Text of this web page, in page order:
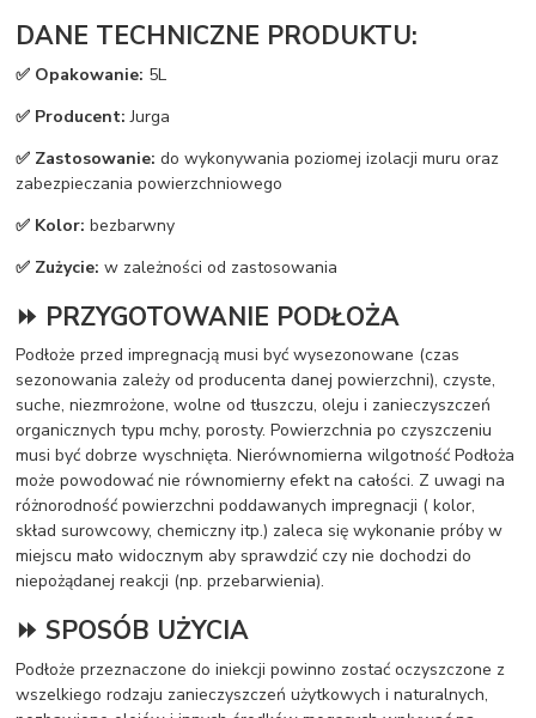
DANE TECHNICZNE PRODUKTU:
✅ Opakowanie: 5L
✅ Producent:Jurga
✅ Zastosowanie:do wykonywania poziomej izolacji muru oraz
zabezpieczania powierzchniowego
✅ Kolor:bezbarwny
✅ Zużycie:w zależności od zastosowania
⏩ PRZYGOTOWANIE PODŁOŻA
Podłoże przed impregnacją musi być wysezonowane (czas
sezonowania zależy od producenta danej powierzchni), czyste,
suche, niezmrożone, wolne od tłuszczu, oleju i zanieczyszczeń
organicznych typu mchy, porosty. Powierzchnia po czyszczeniu
musi być dobrze wyschnięta. Nierównomierna wilgotność Podłoża
może powodować nie równomierny efekt na całości. Z uwagi na
różnorodność powierzchni poddawanych impregnacji ( kolor,
skład surowcowy, chemiczny itp.) zaleca się wykonanie próby w
miejscu mało widocznym aby sprawdzić czy nie dochodzi do
niepożądanej reakcji (np. przebarwienia).
⏩ SPOSÓB UŻYCIA
Podłoże przeznaczone do iniekcji powinno zostać oczyszczone z
wszelkiego rodzaju zanieczyszczeń użytkowych i naturalnych,